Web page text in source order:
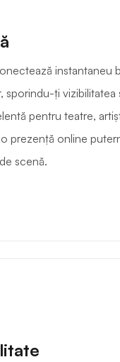
instantaneu
sporindu-ți vizibilitatea
pentru teatre,
prezență online
scenă.